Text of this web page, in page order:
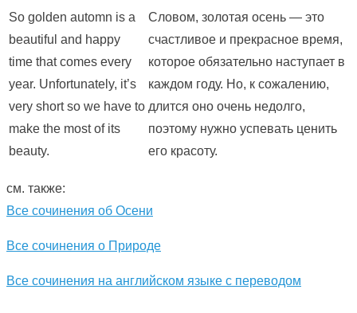
So golden automn is a
beautiful and happy
time that comes every
year. Unfortunately, it’s
very short so we have to
make the most of its
beauty.
Словом, золотая осень — это
счастливое и прекрасное время,
которое обязательно наступает в
каждом году. Но, к сожалению,
длится оно очень недолго,
поэтому нужно успевать ценить
его красоту.
см. также:
Все сочинения об Осени
Все сочинения о Природе
Все сочинения на английском языке с переводом